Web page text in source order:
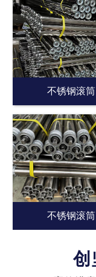
不锈钢滚筒
不锈钢滚筒